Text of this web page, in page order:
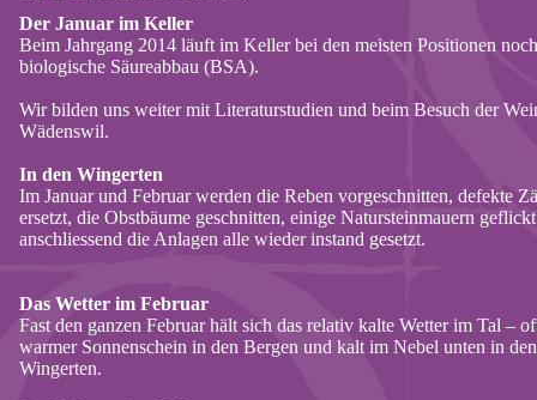
Der Januar im Keller
Beim Jahrgang 2014 läuft im Keller bei den meisten Positionen
biologische Säureabbau (BSA).
Wir bilden uns weiter mit Literaturstudien und beim Besuch der
Wädenswil.
In den Wingerten
Im Januar und Februar werden die Reben vorgeschnitten, defekte
ersetzt, die Obstbäume geschnitten, einige Natursteinmauern
anschliessend die Anlagen alle wieder instand gesetzt.
Das Wetter im Februar
Fast den ganzen Februar hält sich das relativ kalte Wetter im Tal –
warmer Sonnenschein in den Bergen und kalt im Nebel unten in den
Wingerten.